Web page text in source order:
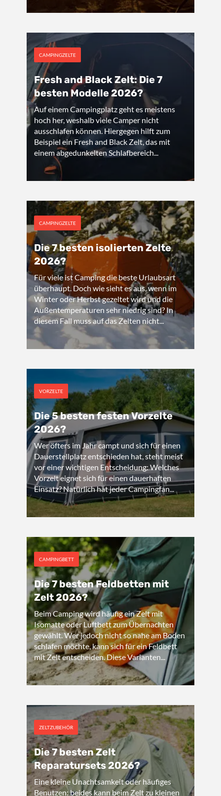
CAMPINGZELTE
Fresh and Black Zelt: Die 7
besten Modelle 2026?
Auf einem Campingplatz geht es meistens
hoch her, weshalb viele Camper nicht
ausschlafen können. Hiergegen hilft zum
Beispiel ein Fresh and Black Zelt, das mit
einem abgedunkelten Schlafbereich...
CAMPINGZELTE
Die 7 besten isolierten Zelte
2026?
Für viele ist Camping die beste Urlaubsart
überhaupt. Doch wie sieht es aus, wenn im
Winter oder Herbst gezeltet wird und die
Außentemperaturen sehr niedrig sind? In
diesem Fall muss auf das Zelten nicht...
VORZELTE
Die 5 besten festen Vorzelte
2026?
Wer öfters im Jahr campt und sich für einen
Dauerstellplatz entschieden hat, steht meist
vor einer wichtigen Entscheidung: Welches
Vorzelt eignet sich für einen dauerhaften
Einsatz? Natürlich hat jeder Campingfan...
CAMPINGBETT
Die 7 besten Feldbetten mit
Zelt 2026?
Beim Camping wird häufig ein Zelt mit
Isomatte oder Luftbett zum Übernachten
gewählt. Wer jedoch nicht so nahe am Boden
schlafen möchte, kann sich für ein Feldbett
mit Zelt entscheiden. Diese Varianten...
ZELTZUBEHÖR
Die 7 besten Zelt
Reparatursets 2026?
Eine kleine Unachtsamkeit oder häufiges
Benutzen: beides kann beim Zelt zu kleinen